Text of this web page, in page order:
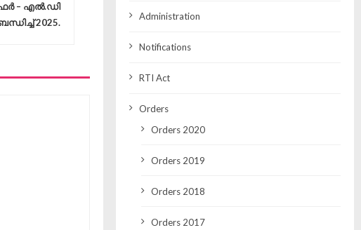
– എൽ.ഡി
2025.
Administration
Notifications
RTI Act
Orders
Orders 2020
Orders 2019
Orders 2018
Orders 2017